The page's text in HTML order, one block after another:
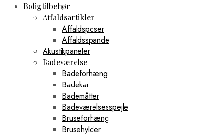
Boligtilbehør
Affaldsartikler
Affaldsposer
Affaldsspande
Akustikpaneler
Badeværelse
Badeforhæng
Badekar
Bademåtter
Badeværelsesspejle
Bruseforhæng
Brusehylder